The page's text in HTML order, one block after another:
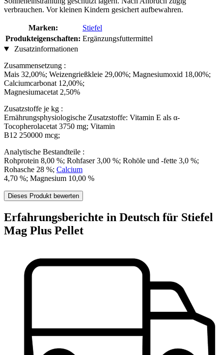
verbrauchen. Vor kleinen Kindern gesichert aufbewahren.
Marken:
Stiefel
Produkteigenschaften: Ergänzungsfuttermittel
Zusatzinformationen
Zusammensetzung :
Mais 32,00%; Weizengrießkleie 29,00%; Magnesiumoxid 18,00%;
Calciumcarbonat 12,00%;
Magnesiumacetat 2,50%
Zusatzstoffe je kg :
Ernährungsphysiologische Zusatzstoffe: Vitamin E als α-
Tocopherolacetat 3750 mg; Vitamin
B12 250000 mcg;
Analytische Bestandteile :
Rohprotein 8,00 %; Rohfaser 3,00 %; Rohöle und -fette 3,0 %;
Rohasche 28 %; Calcium
4,70 %; Magnesium 10,00 %
Dieses Produkt bewerten
Erfahrungsberichte in Deutsch für Stiefel
Mag Plus Pellet